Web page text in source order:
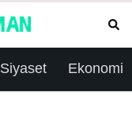
Siyaset Ekonomi